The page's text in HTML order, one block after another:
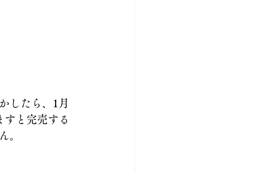
したら、1月
と完売する
。